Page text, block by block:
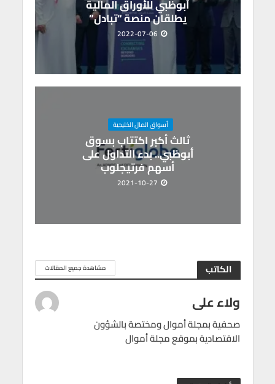
أبوظبي للأوراق المالية
يطلقان منصة “تبادل”
2022-07-06
أسواق المال الخليجية
ثالث أكبر اكتتاب بسوق
أبوظبي.. بدء التداول على
أسهم فرتيجلوب
2021-10-27
الكاتب مشاهدة جميع المقالات
ولاء على
صحفية بمجلة أموال ومختصة بالشؤون
الاقتصادية بموقع مجلة أموال